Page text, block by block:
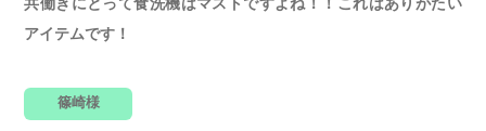
共働きにとって食洗機はマストですよね！！これはありがたい
アイテムです！
篠崎様